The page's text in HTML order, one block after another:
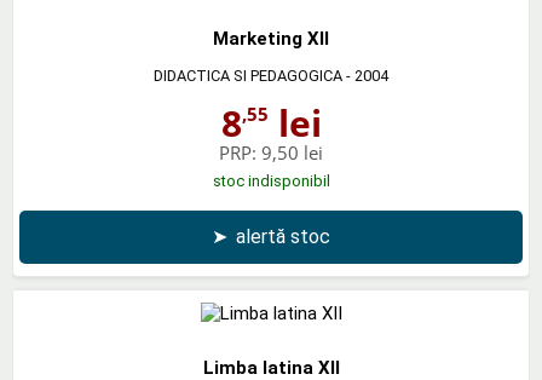
Marketing XII
DIDACTICA SI PEDAGOGICA - 2004
8,55 lei
PRP: 9,50 lei
stoc indisponibil
➤ alertă stoc
Limba latina XII